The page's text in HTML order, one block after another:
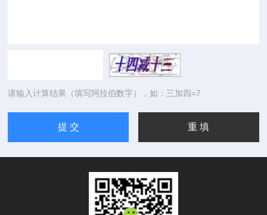
请输入计算结果（填写阿拉伯数字），如：三加四=7